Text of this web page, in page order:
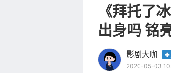
《拜托了
出身吗 铭
影剧大咖
2020-05-03